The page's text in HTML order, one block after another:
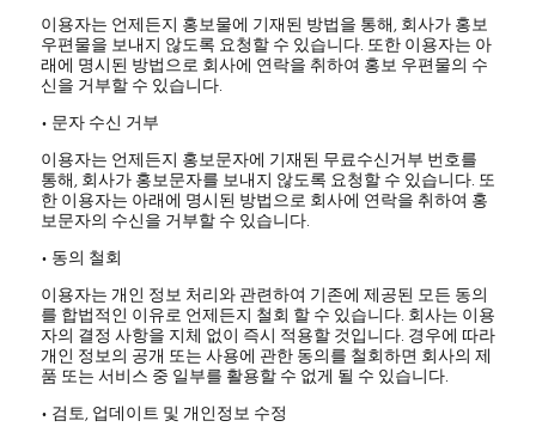
이용자는 언제든지 홍보물에 기재된 방법을 통해, 회사가 홍보
우편물을 보내지 않도록 요청할 수 있습니다. 또한 이용자는 아
래에 명시된 방법으로 회사에 연락을 취하여 홍보 우편물의 수
신을 거부할 수 있습니다.
• 문자 수신 거부
이용자는 언제든지 홍보문자에 기재된 무료수신거부 번호를
통해, 회사가 홍보문자를 보내지 않도록 요청할 수 있습니다. 또
한 이용자는 아래에 명시된 방법으로 회사에 연락을 취하여 홍
보문자의 수신을 거부할 수 있습니다.
• 동의 철회
이용자는 개인 정보 처리와 관련하여 기존에 제공된 모든 동의
를 합법적인 이유로 언제든지 철회 할 수 있습니다. 회사는 이용
자의 결정 사항을 지체 없이 즉시 적용할 것입니다. 경우에 따라
개인 정보의 공개 또는 사용에 관한 동의를 철회하면 회사의 제
품 또는 서비스 중 일부를 활용할 수 없게 될 수 있습니다.
• 검토, 업데이트 및 개인정보 수정